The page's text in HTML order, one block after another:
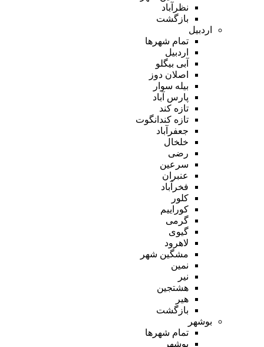
نظرآباد
بازگشت
اردبیل
تمام شهر‌ها
اردبیل
آبی بیگلو
اصلان دوز
بیله سوار
پارس آباد
تازه کند
تازه کندانگوت
جعفرآباد
خلخال
رضی
سرعین
عنبران
فخرآباد
کلور
کوراییم
گرمی
گیوی
لاهرود
مشگین شهر
نمین
نیر
هشتجین
هیر
بازگشت
بوشهر
تمام شهر‌ها
بوشهر